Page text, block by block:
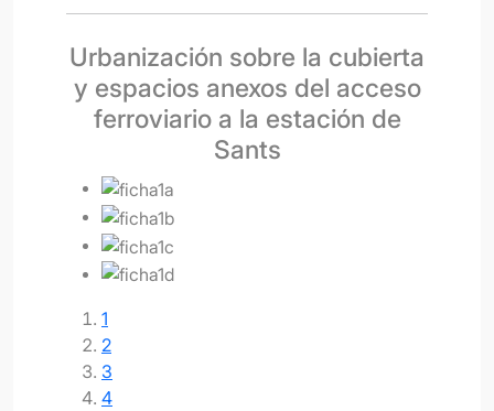
Urbanización sobre la cubierta
y espacios anexos del acceso
ferroviario a la estación de
Sants
1
2
3
4